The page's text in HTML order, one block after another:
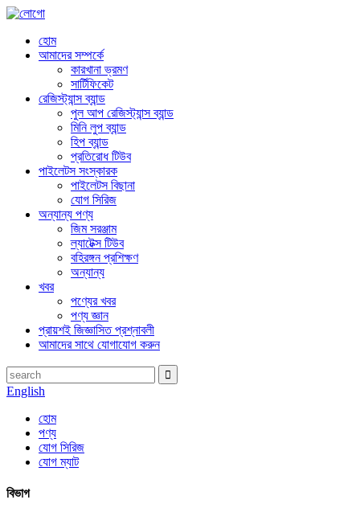
হোম
আমাদের সম্পর্কে
কারখানা ভ্রমণ
সার্টিফিকেট
রেজিস্ট্যান্স ব্যান্ড
পুল আপ রেজিস্ট্যান্স ব্যান্ড
মিনি লুপ ব্যান্ড
হিপ ব্যান্ড
প্রতিরোধ টিউব
পাইলেটস সংস্কারক
পাইলেটস বিছানা
যোগ সিরিজ
অন্যান্য পণ্য
জিম সরঞ্জাম
ল্যাটেক্স টিউব
বহিরঙ্গন প্রশিক্ষণ
অন্যান্য
খবর
পণ্যের খবর
পণ্য জ্ঞান
প্রায়শই জিজ্ঞাসিত প্রশ্নাবলী
আমাদের সাথে যোগাযোগ করুন
English
হোম
পণ্য
যোগ সিরিজ
যোগ ম্যাট
বিভাগ